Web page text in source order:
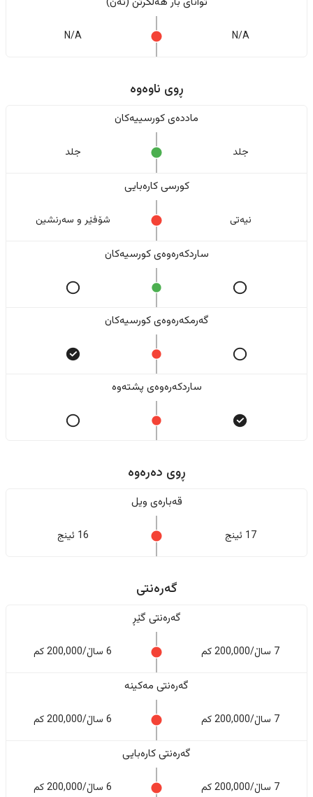
N/A
N/A
ڕوی ناوەوە
ماددەی کورسییەکان
جلد جلد
کورسی کارەبایی
نیەتی شۆفێر و سەرنشین
ساردکەرەوەی کورسیەکان
گەرمکەرەوەی کورسیەکان
ساردکەرەوەی پشتەوە
ڕوی دەرەوە
قەبارەی ویل
17 ئینج 16 ئینج
گەرەنتی
گەرەنتی گێڕ
7 ساڵ/200,000 کم 6 ساڵ/200,000 کم
گەرەنتی مەکینە
7 ساڵ/200,000 کم 6 ساڵ/200,000 کم
گەرەنتی کارەبایی
7 ساڵ/200,000 کم 6 ساڵ/200,000 کم